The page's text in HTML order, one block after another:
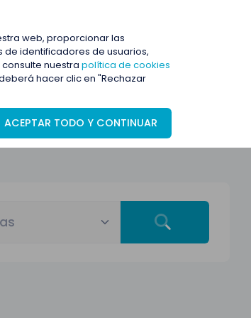
web, proporcionar las
identificadores de usuarios,
nuestra política de cookies
hacer clic en "Rechazar
ACEPTAR TODO Y CONTINUAR